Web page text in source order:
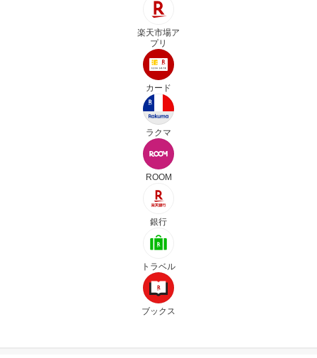
楽天市場ア
プリ
カード
ラクマ
ROOM
銀行
トラベル
ブックス